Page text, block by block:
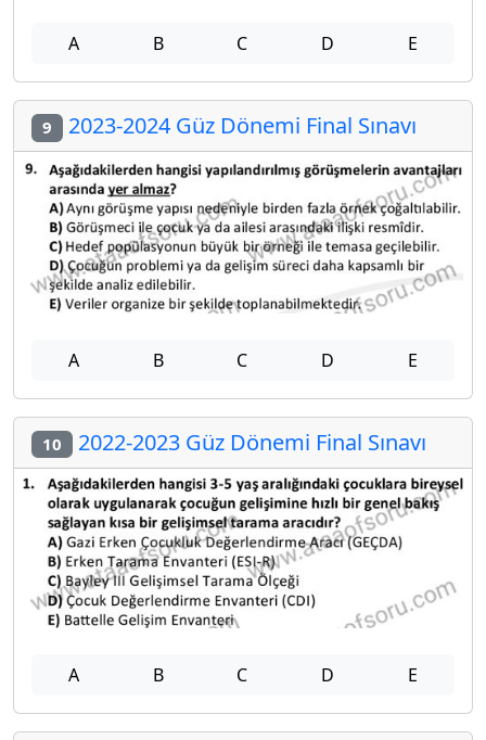
A B C D E
9 2023-2024 Güz Dönemi Final Sınavı
A B C D E
10 2022-2023 Güz Dönemi Final Sınavı
A B C D E